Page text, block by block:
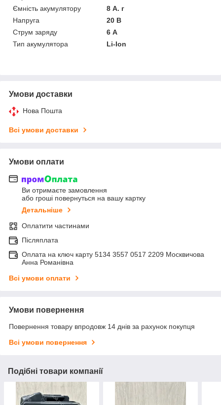
Ємність акумулятору
8 А. г
Напруга
20 В
Струм заряду
6 А
Тип акумулятора
Li-Ion
Умови доставки
Нова Пошта
Всі умови доставки
Умови оплати
Ви отримаєте замовлення
або гроші повернуться на вашу картку
Детальніше
Оплатити частинами
Післяплата
Оплата на ключ карту 5134 3557 0517 2209 Москвичова
Анна Романівна
Всі умови оплати
Умови повернення
Повернення товару впродовж 14 днів за рахунок покупця
Всі умови повернення
Подібні товари компанії